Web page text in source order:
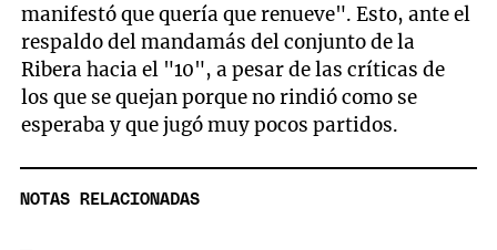
manifestó que quería que renueve". Esto, ante el
respaldo del mandamás del conjunto de la
Ribera hacia el "10", a pesar de las críticas de
los que se quejan porque no rindió como se
esperaba y que jugó muy pocos partidos.
NOTAS RELACIONADAS